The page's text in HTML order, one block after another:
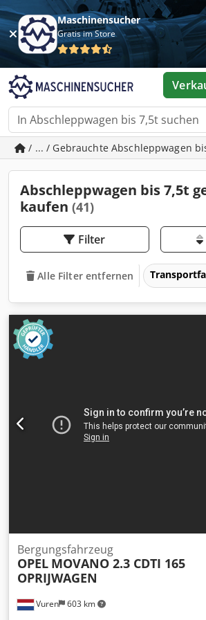
Maschinensucher
Gratis im Store
/ ... / Gebrauchte Abschleppwagen
Abschleppwagen bis 7,5t
kaufen (41)
Filter
Alle Filter entfernen
Vuren 603 km
Bergungsfahrzeug
OPEL MOVANO 2.3 CDTI 165
OPRIJWAGEN